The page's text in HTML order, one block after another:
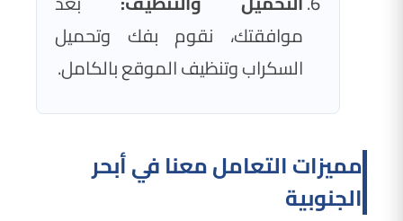
موافقتك، نقوم بفك وتحميل
السكراب وتنظيف الموقع بالكامل.
مميزات التعامل معنا في أبحر
الجنوبية